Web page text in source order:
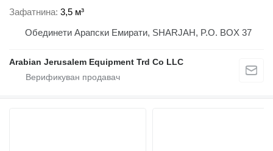
Зафатнина 3,5 м³
Обединети Арапски Емирати, SHARJAH, P.O. BOX 37
Arabian Jerusalem Equipment Trd Co LLC